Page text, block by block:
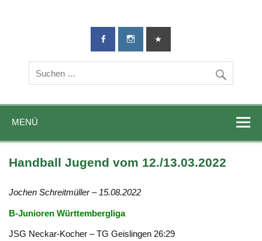
TG-Geislingen
DIE Sportadresse in Geislingen!
MENÜ
Handball Jugend vom 12./13.03.2022
Jochen Schreitmüller – 15.08.2022
B-Junioren Württembergliga
JSG Neckar-Kocher – TG Geislingen 26:29